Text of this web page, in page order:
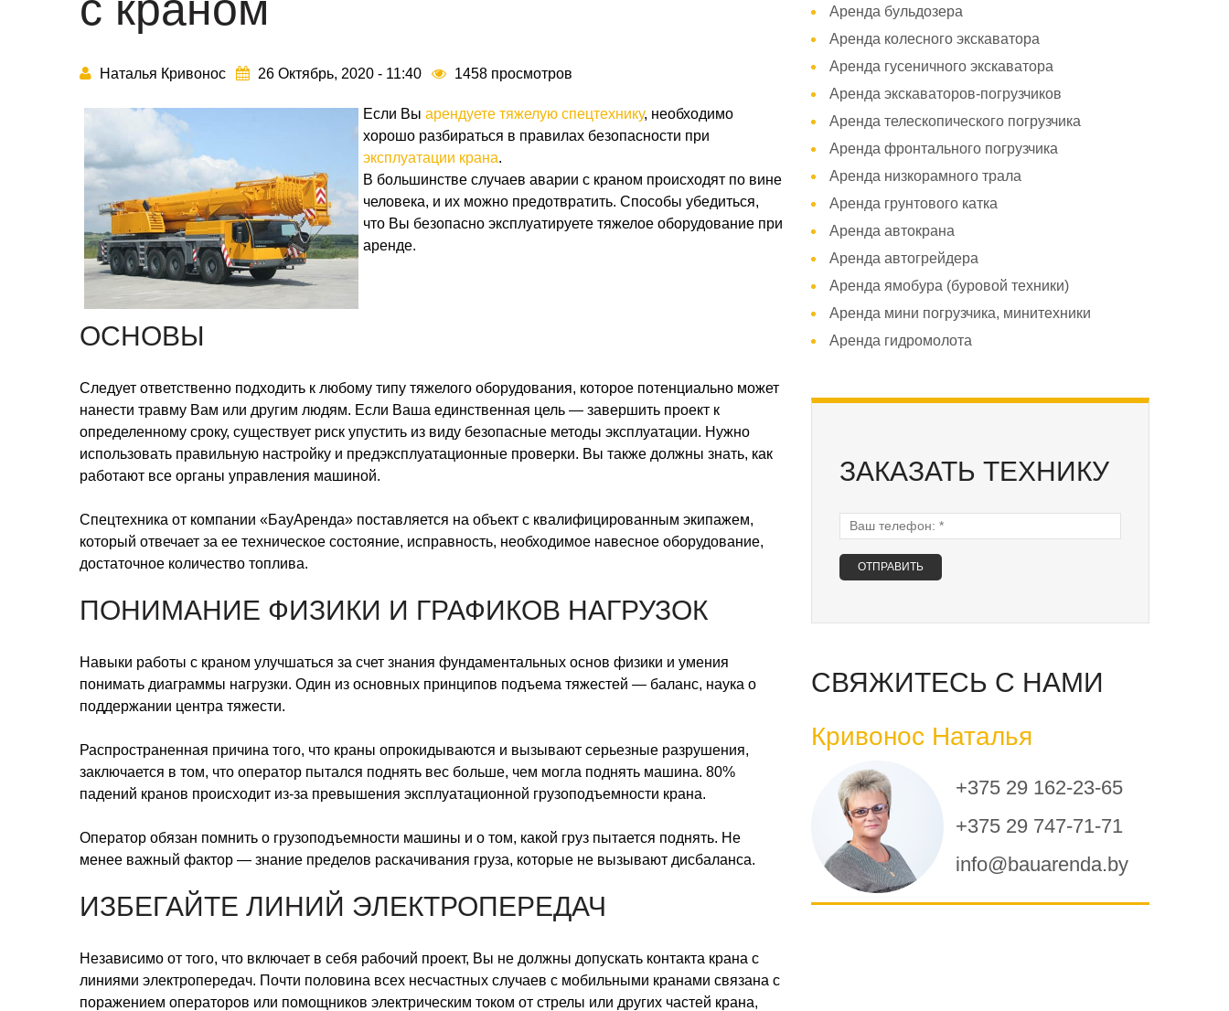
Наталья Кривонос 26 Октябрь, 2020 - 11:40 1458 просмотров
Если Вы арендуете тяжелую спецтехнику, необходимо
хорошо разбираться в правилах безопасности при
эксплуатации крана.
В большинстве случаев аварии с краном происходят по вине
человека, и их можно предотвратить. Способы убедиться,
что Вы безопасно эксплуатируете тяжелое оборудование при
аренде.
ОСНОВЫ
Следует ответственно подходить к любому типу тяжелого оборудования, которое потенциально может
нанести травму Вам или другим людям. Если Ваша единственная цель — завершить проект к
определенному сроку, существует риск упустить из виду безопасные методы эксплуатации. Нужно
использовать правильную настройку и предэксплуатационные проверки. Вы также должны знать, как
работают все органы управления машиной.
Спецтехника от компании «БауАренда» поставляется на объект с квалифицированным экипажем,
который отвечает за ее техническое состояние, исправность, необходимое навесное оборудование,
достаточное количество топлива.
ПОНИМАНИЕ ФИЗИКИ И ГРАФИКОВ НАГРУЗОК
Навыки работы с краном улучшаться за счет знания фундаментальных основ физики и умения
понимать диаграммы нагрузки. Один из основных принципов подъема тяжестей — баланс, наука о
поддержании центра тяжести.
Распространенная причина того, что краны опрокидываются и вызывают серьезные разрушения,
заключается в том, что оператор пытался поднять вес больше, чем могла поднять машина. 80%
падений кранов происходит из-за превышения эксплуатационной грузоподъемности крана.
Оператор обязан помнить о грузоподъемности машины и о том, какой груз пытается поднять. Не
менее важный фактор — знание пределов раскачивания груза, которые не вызывают дисбаланса.
ИЗБЕГАЙТЕ ЛИНИЙ ЭЛЕКТРОПЕРЕДАЧ
Независимо от того, что включает в себя рабочий проект, Вы не должны допускать контакта крана с
линиями электропередач. Почти половина всех несчастных случаев с мобильными кранами связана с
поражением операторов или помощников электрическим током от стрелы или других частей крана,
Аренда бульдозера
Аренда колесного экскаватора
Аренда гусеничного экскаватора
Аренда экскаваторов-погрузчиков
Аренда телескопического погрузчика
Аренда фронтального погрузчика
Аренда низкорамного трала
Аренда грунтового катка
Аренда автокрана
Аренда автогрейдера
Аренда ямобура (буровой техники)
Аренда мини погрузчика, минитехники
Аренда гидромолота
ЗАКАЗАТЬ ТЕХНИКУ
Ваш телефон:
СВЯЖИТЕСЬ С НАМИ
Кривонос Наталья
+375 29 162-23-65
+375 29 747-71-71
info@bauarenda.by